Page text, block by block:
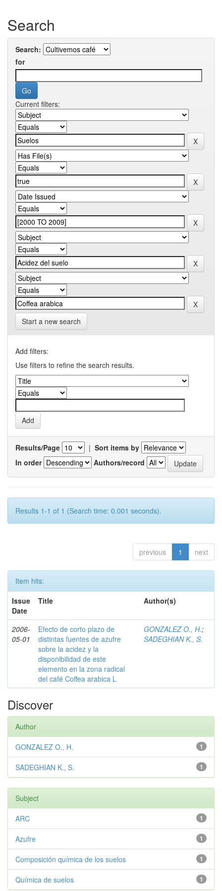
Search
Search:
for
Current filters:
Start a new search
Add filters:
Use filters to refine the search results.
Results/Page | Sort items by
In order
Authors/record
Results 1-1 of 1 (Search time: 0.001 seconds).
previous 1 next
Item hits:
Issue
Date
Title Author(s)
2006-
05-01
Efecto de corto plazo de
distintas fuentes de azufre
sobre la acidez y la
disponibilidad de este
elemento en la zona radical
del café Coffea arabica L
GONZALEZ O., H.;
SADEGHIAN K., S.
Discover
Author
1
GONZALEZ O., H.
1
SADEGHIAN K., S.
Subject
1
ARC
1
Azufre
1
Composición química de los suelos
1
Química de suelos